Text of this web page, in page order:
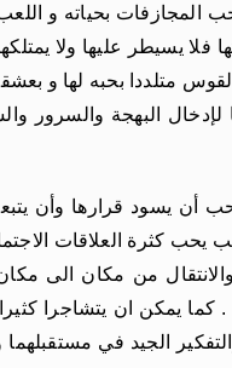
المجازفات بحياته و
يسيطر عليها ولا
القوس متلددا بحبه لها و
البهجة والسرور
أن يسود قرارها وأن
يحب كثرة العلاقات
من مكان الى
. كما يمكن ان يتشاجرا
الجيد في